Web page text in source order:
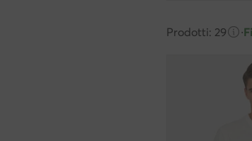
Prodotti: 29 ·